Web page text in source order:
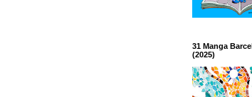
31 Manga
(2025)